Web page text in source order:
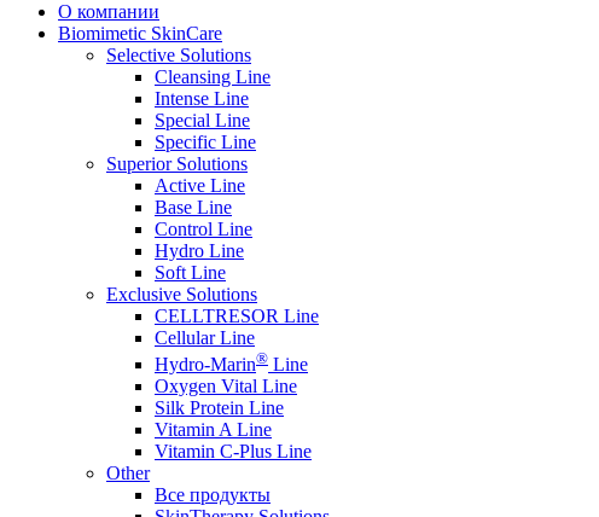
О компании
Biomimetic SkinCare
Selective Solutions
Cleansing Line
Intense Line
Special Line
Specific Line
Superior Solutions
Active Line
Base Line
Control Line
Hydro Line
Soft Line
Exclusive Solutions
CELLTRESOR Line
Cellular Line
Hydro-Marin® Line
Oxygen Vital Line
Silk Protein Line
Vitamin A Line
Vitamin C-Plus Line
Other
Все продукты